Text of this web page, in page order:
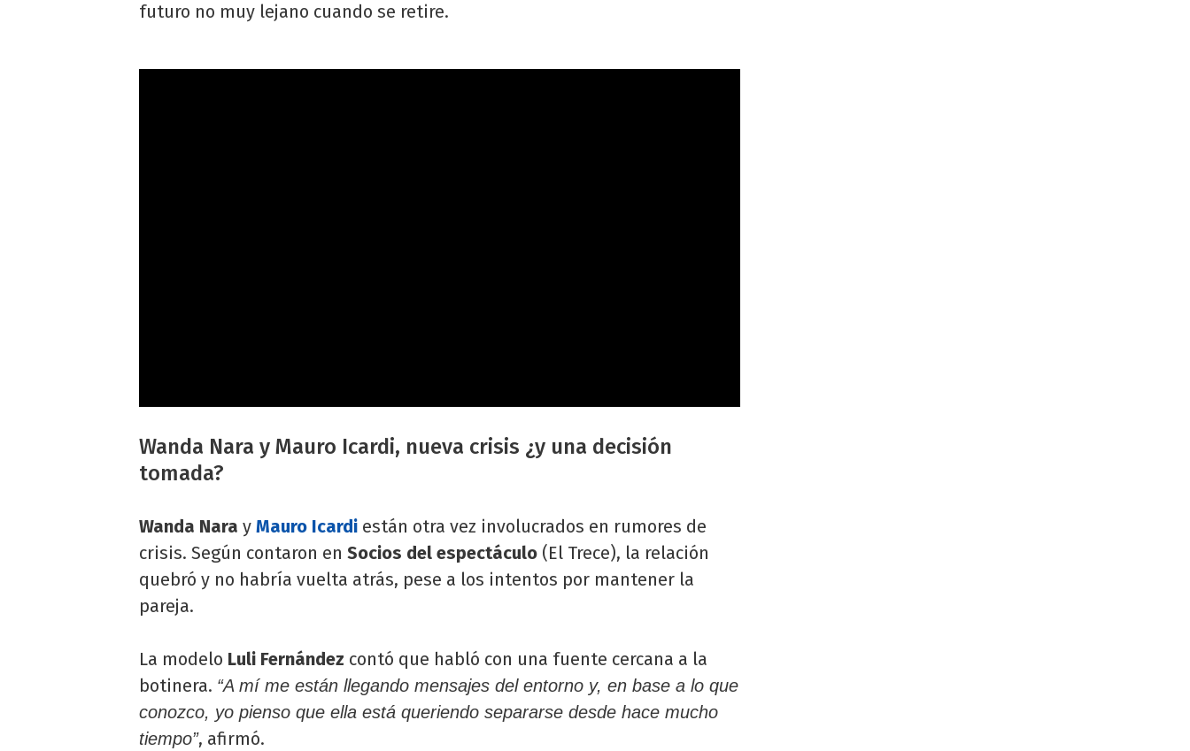
futuro no muy lejano cuando se retire.
Wanda Nara y Mauro Icardi, nueva crisis ¿y una decisión
tomada?
Wanda Nara y Mauro Icardi están otra vez involucrados en rumores de
crisis. Según contaron en Socios del espectáculo (El Trece), la relación
quebró y no habría vuelta atrás, pese a los intentos por mantener la
pareja.
La modelo Luli Fernández contó que habló con una fuente cercana a la
botinera. “A mí me están llegando mensajes del entorno y, en base a lo que
conozco, yo pienso que ella está queriendo separarse desde hace mucho
tiempo”, afirmó.